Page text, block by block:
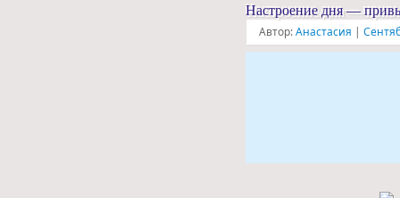
Настроение дня —
Автор:Анастасия |